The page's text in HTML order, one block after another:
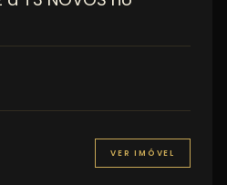
VER IMÓVEL